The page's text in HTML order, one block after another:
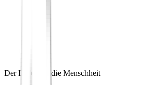
Der Hafen für die Menschheit